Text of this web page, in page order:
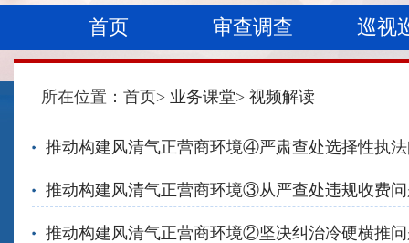
首页 审查调查 巡视
所在位置： 首页> 业务课堂> 视频解读
推动构建风清气正营商环境④严肃查处选择性执
推动构建风清气正营商环境③从严查处违规收费
推动构建风清气正营商环境②坚决纠治冷硬横推